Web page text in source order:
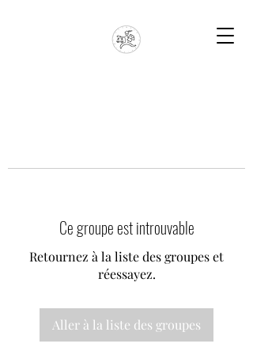
Ce groupe est introuvable
Retournez à la liste des groupes et
réessayez.
Aller à la liste des groupes